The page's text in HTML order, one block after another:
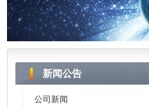
新闻公告
公司新闻